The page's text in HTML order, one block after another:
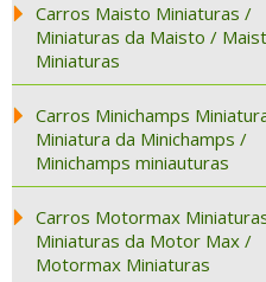
Carros Maisto Miniaturas /
Miniaturas da Maisto /
Miniaturas
Carros Minichamps
Miniatura da Minichamps /
Minichamps miniauturas
Carros Motormax
Miniaturas da Motor Max /
Motormax Miniaturas